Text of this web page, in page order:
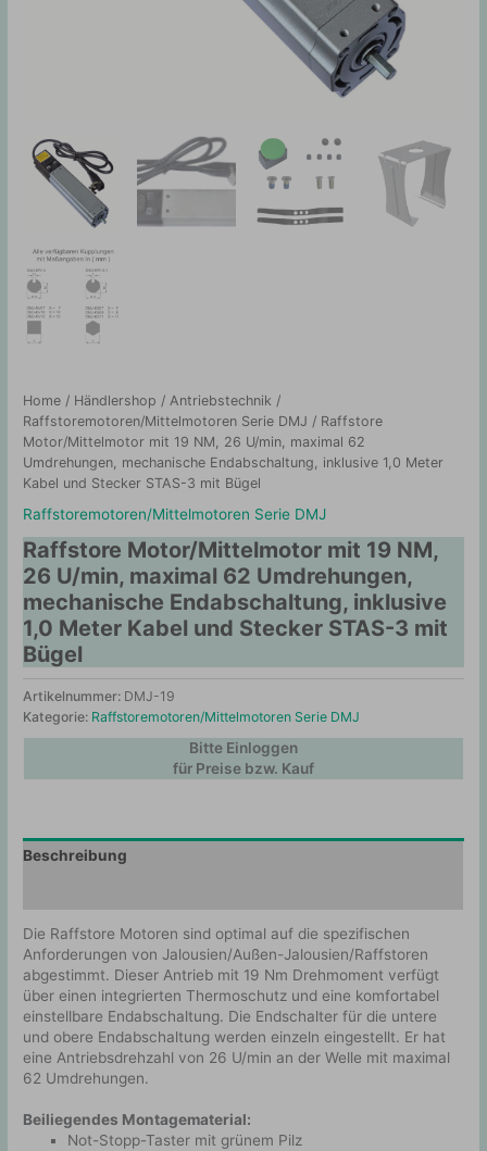
Home / Händlershop /Antriebstechnik /
Raffstoremotoren/Mittelmotoren Serie DMJ / Raffstore
Motor/Mittelmotor mit 19 NM, 26 U/min, maximal 62
Umdrehungen, mechanische Endabschaltung, inklusive 1,0 Meter
Kabel und Stecker STAS-3 mit Bügel
Raffstoremotoren/Mittelmotoren Serie DMJ
Raffstore Motor/Mittelmotor mit 19 NM,
26 U/min, maximal 62 Umdrehungen,
mechanische Endabschaltung, inklusive
1,0 Meter Kabel und Stecker STAS-3 mit
Bügel
Artikelnummer: DMJ-19
Kategorie: Raffstoremotoren/Mittelmotoren Serie DMJ
Bitte Einloggen
für Preise bzw. Kauf
Beschreibung
Die Raffstore Motoren sind optimal auf die spezifischen
Anforderungen von Jalousien/Außen-Jalousien/Raffstoren
abgestimmt. Dieser Antrieb mit 19 Nm Drehmoment verfügt
über einen integrierten Thermoschutz und eine komfortabel
einstellbare Endabschaltung. Die Endschalter für die untere
und obere Endabschaltung werden einzeln eingestellt. Er hat
eine Antriebsdrehzahl von 26 U/min an der Welle mit maximal
62 Umdrehungen.
Beiliegendes Montagematerial:
Not-Stopp-Taster mit grünem Pilz